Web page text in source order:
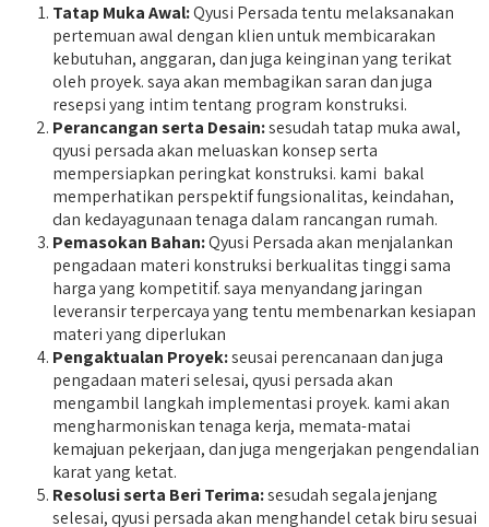
Tatap Muka Awal:Qyusi Persada tentu melaksanakan
pertemuan awal dengan klien untuk membicarakan
kebutuhan, anggaran, dan juga keinginan yang terikat
oleh proyek. saya akan membagikan saran dan juga
resepsi yang intim tentang program konstruksi.
Perancangan serta Desain:sesudah tatap muka awal,
qyusi persada akan meluaskan konsep serta
mempersiapkan peringkat konstruksi. kami bakal
memperhatikan perspektif fungsionalitas, keindahan,
dan kedayagunaan tenaga dalam rancangan rumah.
Pemasokan Bahan:Qyusi Persada akan menjalankan
pengadaan materi konstruksi berkualitas tinggi sama
harga yang kompetitif. saya menyandang jaringan
leveransir terpercaya yang tentu membenarkan kesiapan
materi yang diperlukan
Pengaktualan Proyek:seusai perencanaan dan juga
pengadaan materi selesai, qyusi persada akan
mengambil langkah implementasi proyek. kami akan
mengharmoniskan tenaga kerja, memata-matai
kemajuan pekerjaan, dan juga mengerjakan pengendalian
karat yang ketat.
Resolusi serta Beri Terima:sesudah segala jenjang
selesai, qyusi persada akan menghandel cetak biru sesuai